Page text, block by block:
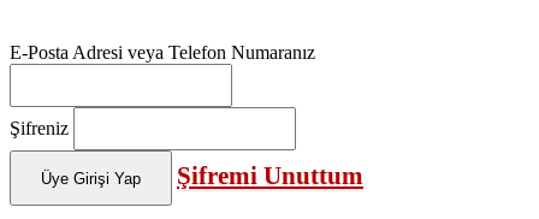
E-Posta Adresi veya Telefon Numaranız
Şifreniz
Üye Girişi Yap Şifremi Unuttum